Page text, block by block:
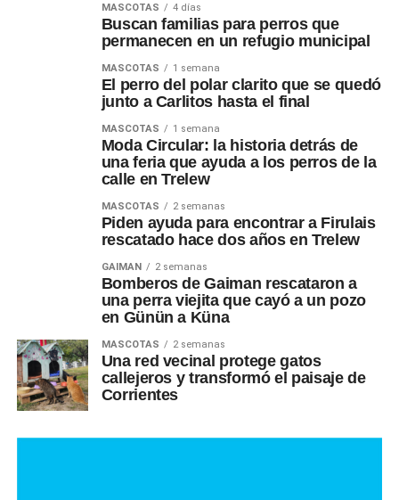
MASCOTAS 4 días
Buscan familias para perros que
permanecen en un refugio municipal
MASCOTAS 1 semana
El perro del polar clarito que se quedó
junto a Carlitos hasta el final
MASCOTAS 1 semana
Moda Circular: la historia detrás de
una feria que ayuda a los perros de la
calle en Trelew
MASCOTAS 2 semanas
Piden ayuda para encontrar a Firulais
rescatado hace dos años en Trelew
GAIMAN 2 semanas
Bomberos de Gaiman rescataron a
una perra viejita que cayó a un pozo
en Günün a Küna
MASCOTAS 2 semanas
Una red vecinal protege gatos
callejeros y transformó el paisaje de
Corrientes